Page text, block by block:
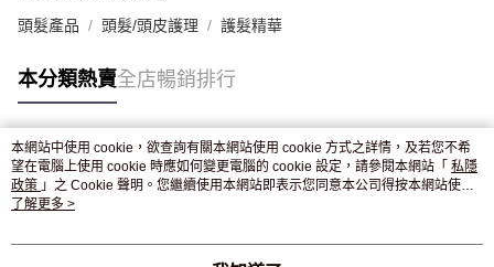
頭髮產品 頭髮/頭皮護理 護髮精華
本分類熱賣全店暢銷排行
熱門標籤
熱銷排行
本網站中使用 cookie，欲查詢有關本網站使用 cookie 方式之詳情，及若您不希
望在電腦上使用 cookie 時應如何變更電腦的 cookie 設定，請參閱本網站「 私隱
政策 」之 Cookie 聲明。您繼續使用本網站即表示您同意本公司得按本網站使用
條款之 Cookie 聲明使用 cookie。
了解更多 >